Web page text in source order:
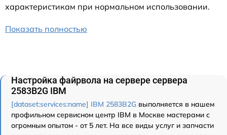
характеристикам при нормальном использовании.
Показать полностью
Настройка файрвола на сервере сервера
2583B2G IBM
[dataset:services:name] IBM 2583B2G выполняется в нашем
профильном сервисном центр IBM в Москве мастерами с
огромным опытом - от 5 лет. На все виды услуг и запчасти